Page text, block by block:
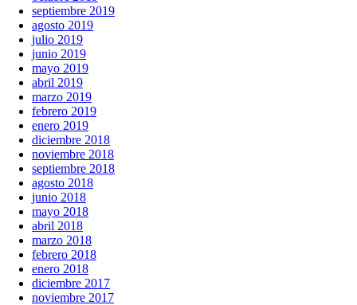
septiembre 2019
agosto 2019
julio 2019
junio 2019
mayo 2019
abril 2019
marzo 2019
febrero 2019
enero 2019
diciembre 2018
noviembre 2018
septiembre 2018
agosto 2018
junio 2018
mayo 2018
abril 2018
marzo 2018
febrero 2018
enero 2018
diciembre 2017
noviembre 2017